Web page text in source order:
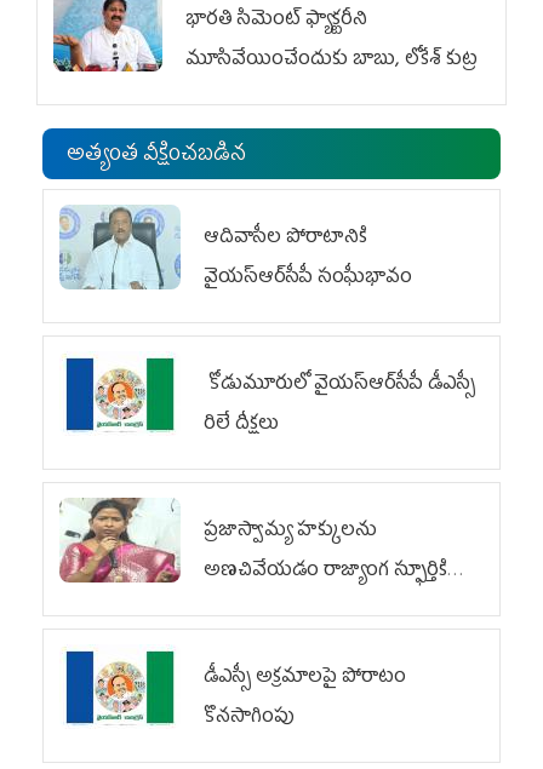
భారతి సిమెంట్ ఫ్యాక్టరీని
మూసివేయించేందుకు బాబు, లోకేశ్ కుట్ర
అత్యంత వీక్షించబడిన
ఆదివాసీల పోరాటానికి
వైయ‌స్ఆర్‌సీపీ సంఘీభావం
కోడుమూరులో వైయ‌స్ఆర్‌సీపీ డీఎస్సీ
రిలే దీక్షలు
ప్రజాస్వామ్య హక్కులను
అణచివేయడం రాజ్యాంగ స్ఫూర్తికి
విరుద్ధం
డీఎస్సీ అక్రమాలపై పోరాటం
కొనసాగింపు